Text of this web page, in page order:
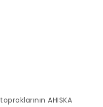
AHISKA